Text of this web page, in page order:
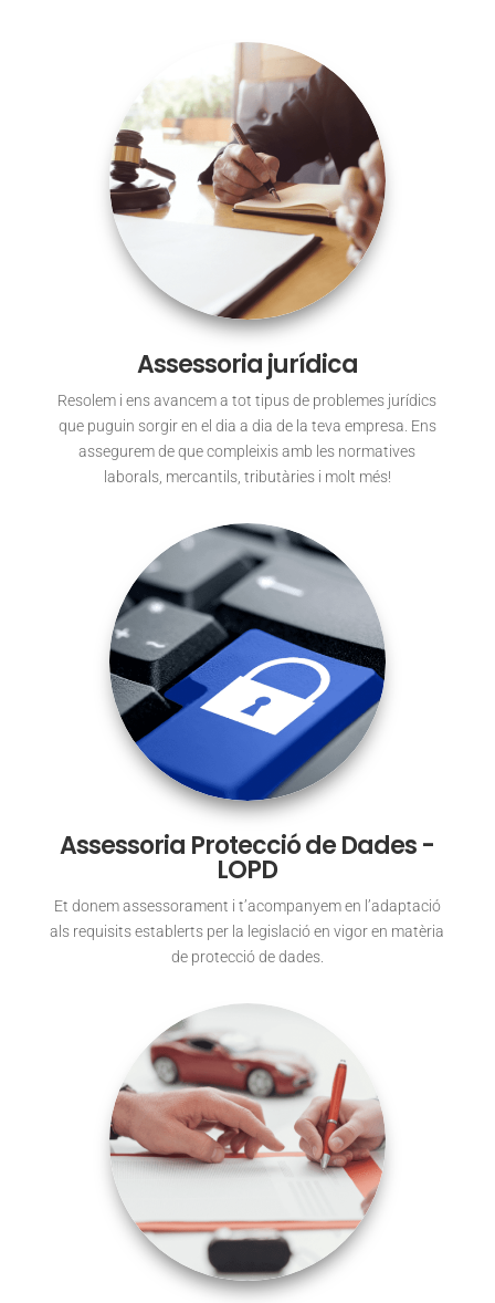
Assessoria jurídica
Resolem i ens avancem a tot tipus de problemes jurídics
que puguin sorgir en el dia a dia de la teva empresa. Ens
assegurem de que compleixis amb les normatives
laborals, mercantils, tributàries i molt més!
Assessoria Protecció de Dades -
LOPD
Et donem assessorament i t’acompanyem en l’adaptació
als requisits establerts per la legislació en vigor en matèria
de protecció de dades.